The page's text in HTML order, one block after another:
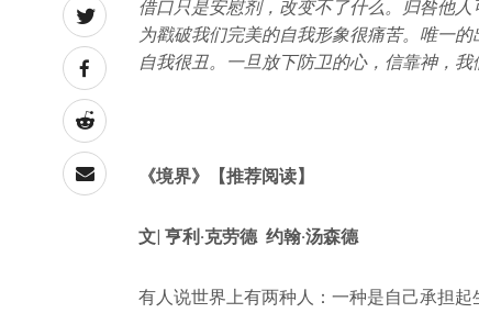
借口只是安慰剂，改变不了什么。归咎他
为戳破我们完美的自我形象很痛苦。唯一
自我很丑。一旦放下防卫的心，信靠神，我
《境界》 【推荐阅读】
文| 亨利·克劳德 约翰·汤森德
有人说世界上有两种人：一种是自己承担